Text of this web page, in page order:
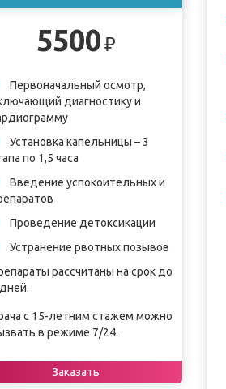
5500₽
Первоначальный осмотр,
диагностику и
Установка капельницы – 3
по 1,5 часа
Введение успокоительных и
Проведение детоксикации
Устранение рвотных позывов
рассчитаны на срок до
с 15-летним стажем можно
в режиме 7/24.
Заказать